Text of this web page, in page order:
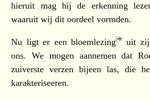
hieruit mag hij de erkenning
waaruit wij dit oordeel vormden.
Nu ligt er een bloemlezing
uit
ons. We mogen aannemen dat
zuiverste verzen bijeen las, die
karakteriseeren.